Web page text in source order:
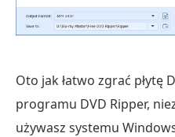
Oto jak łatwo zgrać płytę
programu DVD Ripper,
używasz systemu